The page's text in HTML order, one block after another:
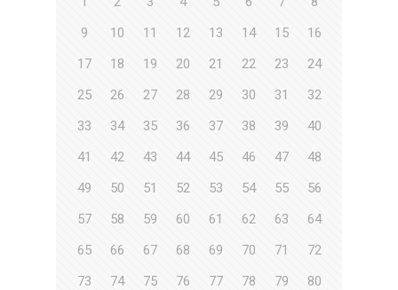
9
10 11 12 13 14 15
16
17
18 19 20 21 22 23
24
25
26 27 28 29 30 31
32
33
34 35 36 37 38 39
40
41
42 43 44 45 46 47
48
49
50 51 52 53 54 55
56
57
58 59 60 61 62 63
64
65
66 67 68 69 70 71
72
73
74 75 76 77 78 79
80